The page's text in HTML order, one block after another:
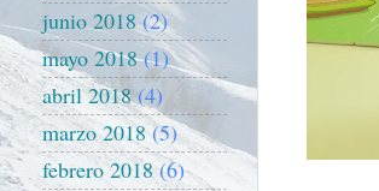
junio 2018(2)
mayo 2018(1)
abril 2018(4)
marzo 2018(5)
febrero 2018 (6)